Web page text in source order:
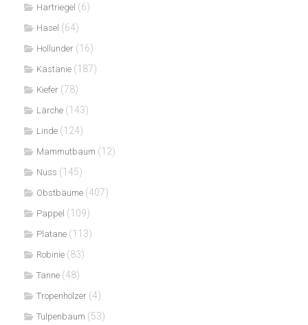
Hartriegel (6)
Hasel (64)
Hollunder (16)
Kastanie (187)
Kiefer (78)
Lärche (143)
Linde (124)
Mammutbaum (12)
Nuss (145)
Obstbäume (407)
Pappel (109)
Platane (113)
Robinie (83)
Tanne (48)
Tropenhölzer (4)
Tulpenbaum (53)